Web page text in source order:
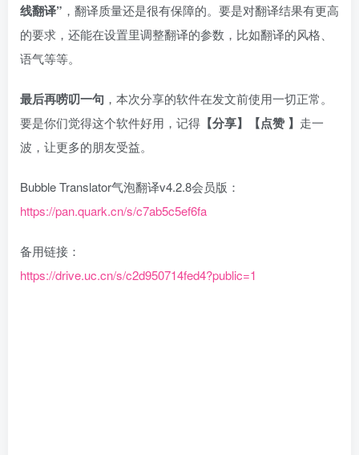
线翻译” ，翻译质量还是很有保障的。要是对翻译结果有更高
的要求，还能在设置里调整翻译的参数，比如翻译的风格、
语气等等。
最后再唠叨一句 ，本次分享的软件在发文前使用一切正常。
要是你们觉得这个软件好用，记得 【分享】【点赞 】 走一
波，让更多的朋友受益。
Bubble Translator气泡翻译v4.2.8会员版：
https://pan.quark.cn/s/c7ab5c5ef6fa
备用链接：
https://drive.uc.cn/s/c2d950714fed4?public=1